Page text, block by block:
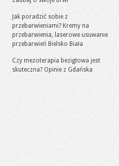
Jak poradzić sobie z
przebarwieniami? Kremy na
przebarwienia, laserowe usuwanie
przebarwień Bielsko Biała
Czy mezoterapia bezigłowa jest
skuteczna? Opinie z Gdańska